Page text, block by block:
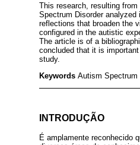
This research, resulting
Spectrum Disorder
reflections that broaden the
configured in the autistic
The article is of a
concluded that it is
study.
Keywords Autism Spectrum
INTRODUÇÃO
É amplamente reconhecido